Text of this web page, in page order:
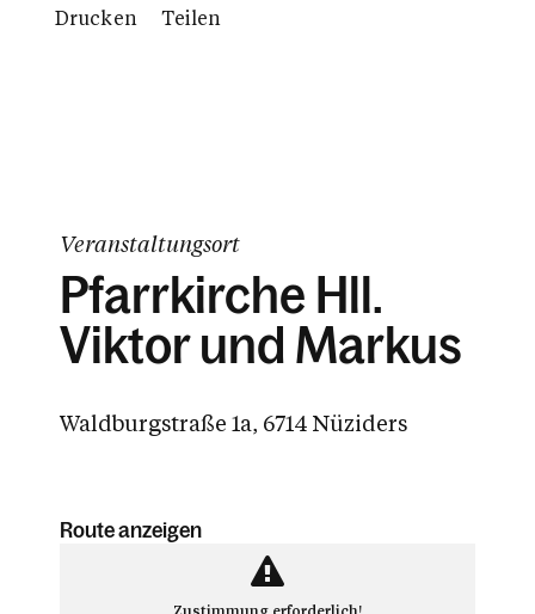
Drucken Teilen
Veranstaltungsort
Pfarrkirche Hll.
Viktor und Markus
Waldburgstraße 1a, 6714 Nüziders
Route anzeigen
Zustimmung erforderlich!